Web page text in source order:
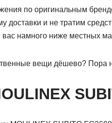
по оригинальным
доставки и не тратим
вас намного ниже местных
вещи дёшево? Пора